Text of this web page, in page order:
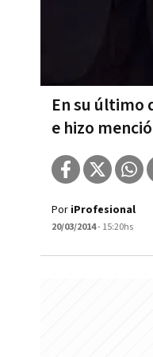
En su último
e hizo
Por iProfesional
20/03/2014- 15:20hs